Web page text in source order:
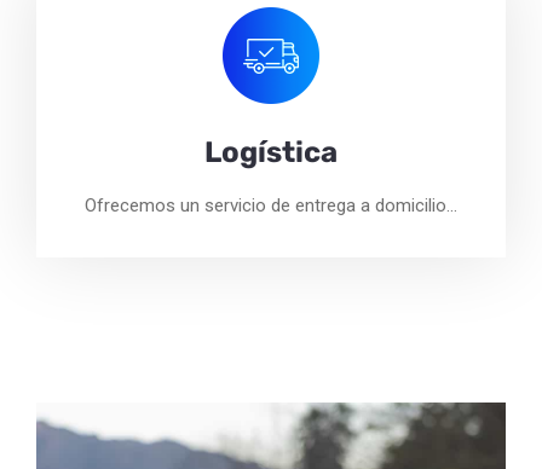
Logística
Ofrecemos un servicio de entrega a domicilio…